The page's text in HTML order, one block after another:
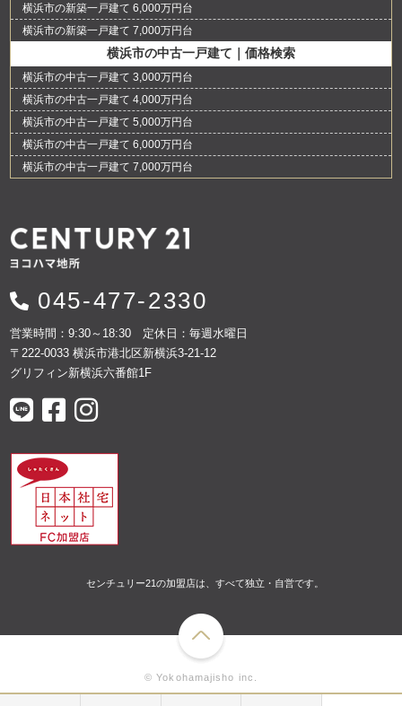
横浜市の新築一戸建て 6,000万円台
横浜市の新築一戸建て 7,000万円台
横浜市の中古一戸建て｜価格検索
横浜市の中古一戸建て 3,000万円台
横浜市の中古一戸建て 4,000万円台
横浜市の中古一戸建て 5,000万円台
横浜市の中古一戸建て 6,000万円台
横浜市の中古一戸建て 7,000万円台
045-477-2330
営業時間：9:30～18:30 定休日：毎週水曜日
〒222-0033 横浜市港北区新横浜3-21-12
グリフィン新横浜六番館1F
センチュリー21の加盟店は、すべて独立・自営です。
© Yokohamajisho inc.